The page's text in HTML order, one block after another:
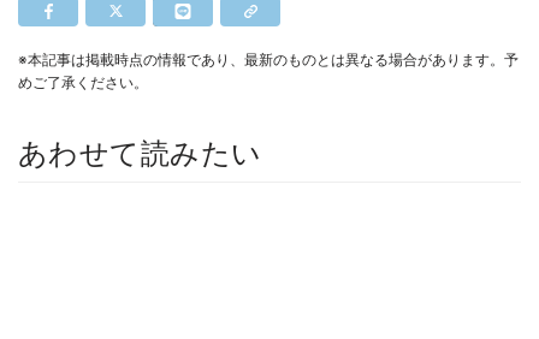
※本記事は掲載時点の情報であり、最新のものとは異なる場合があります。予
めご了承ください。
あわせて読みたい